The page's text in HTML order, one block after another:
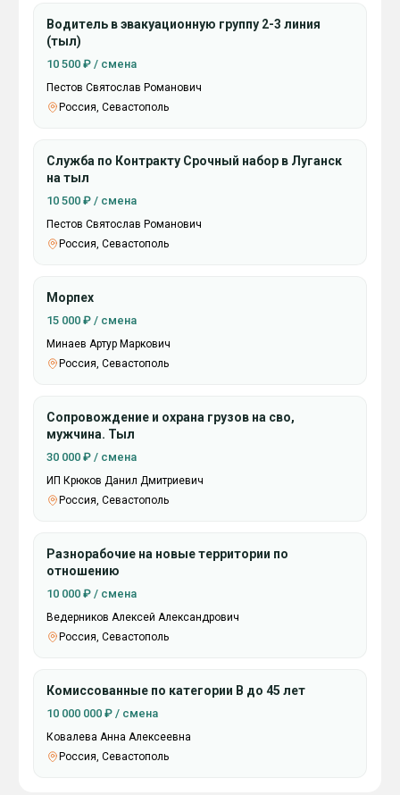
Водитель в эвакуационную группу 2-3 линия
(тыл)
10 500 ₽ / смена
Пестов Святослав Романович
Россия, Севастополь
Служба по Контракту Срочный набор в Луганск
на тыл
10 500 ₽ / смена
Пестов Святослав Романович
Россия, Севастополь
Морпех
15 000 ₽ / смена
Минаев Артур Маркович
Россия, Севастополь
Сопровождение и охрана грузов на сво,
мужчина. Тыл
30 000 ₽ / смена
ИП Крюков Данил Дмитриевич
Россия, Севастополь
Разнорабочие на новые территории по
отношению
10 000 ₽ / смена
Ведерников Алексей Александрович
Россия, Севастополь
Комиссованные по категории В до 45 лет
10 000 000 ₽ / смена
Ковалева Анна Алексеевна
Россия, Севастополь